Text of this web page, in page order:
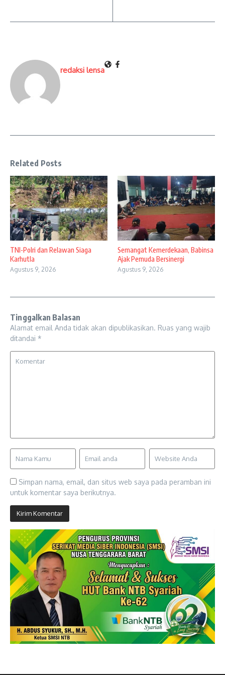
redaksi lensa
Related Posts
TNI-Polri dan Relawan Siaga
Karhutla
Agustus 9, 2026
Semangat Kemerdekaan, Babinsa
Ajak Pemuda Bersinergi
Agustus 9, 2026
Tinggalkan Balasan
Alamat email Anda tidak akan dipublikasikan. Ruas yang wajib
ditandai *
Simpan nama, email, dan situs web saya pada peramban ini
untuk komentar saya berikutnya.